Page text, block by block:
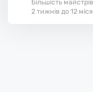
Більшість
2 тижнів до 12